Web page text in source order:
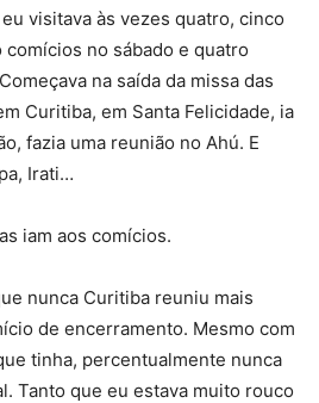
visitava às vezes quatro, cinco
comícios no sábado e quatro
na saída da missa das
Curitiba, em Santa Felicidade, ia
fazia uma reunião no Ahú. E
Irati…
iam aos comícios.
nunca Curitiba reuniu mais
de encerramento. Mesmo com
tinha, percentualmente nunca
Tanto que eu estava muito rouco